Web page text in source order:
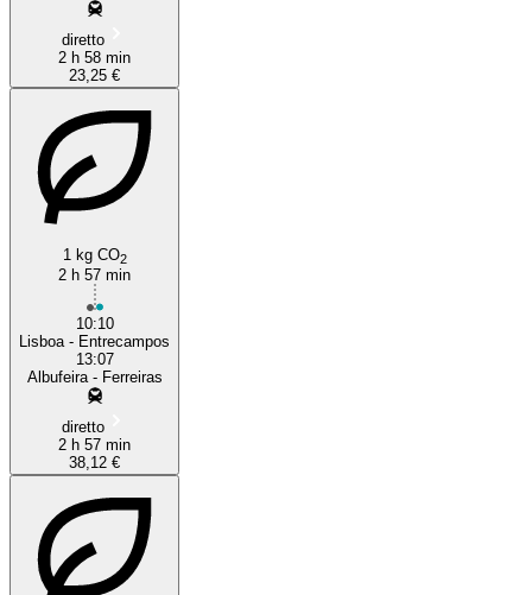
diretto
2 h 58 min
23,25 €
1 kg CO2
2 h 57 min
10:10
Lisboa - Entrecampos
13:07
Albufeira - Ferreiras
diretto
2 h 57 min
38,12 €